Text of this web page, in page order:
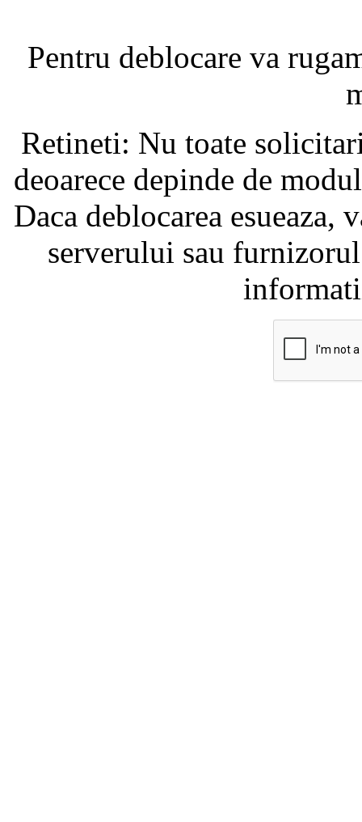
Pentru deblocare va
Retineti: Nu toate
deoarece depinde de
Daca deblocarea
serverului sau